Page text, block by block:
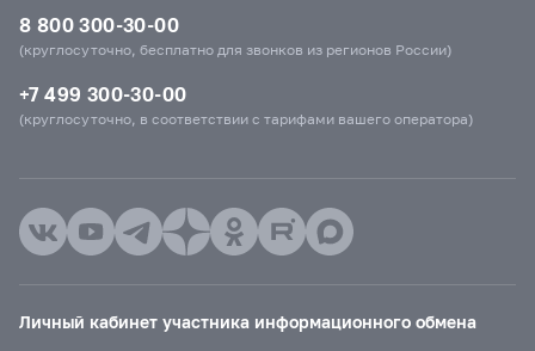
8 800 300-30-00
(круглосуточно, бесплатно для звонков из регионов России)
+7 499 300-30-00
(круглосуточно, в соответствии с тарифами вашего оператора)
Личный кабинет участника информационного обмена